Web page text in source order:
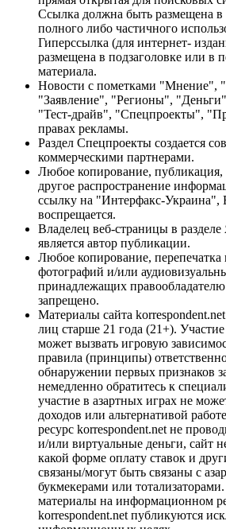
Ссылка должна быть размещена в
полного либо частичного
Гиперссылка (для интернет-
размещена в подзаголовке или в
материала.
Новости с пометками "Мнение",
"Заявление", "Регионы",
"Тест-драйв", "Спецпроекты",
правах рекламы.
Раздел Спецпроекты создается
коммерческими партнерами.
Любое копирование, публикация,
другое распространение
ссылку на "Интерфакс-Украина",
воспрещается.
Владелец веб-страницы в
является автор публикации.
Любое копирование, перепечатка
фотографий и/или
принадлежащих правообладателю
запрещено.
Материалы сайта
лиц старше 21 года (21+).
может вызвать игровую
правила (принципы)
обнаружении первых признаков
немедленно обратитесь к
участие в азартных играх не
доходов или альтернативой
ресурс korrespondent.net не
и/или виртуальные деньги, сайт
какой форме оплату ставок и
связаны/могут быть связаны с
букмекерами или
материалы на информационном
korrespondent.net публикуются